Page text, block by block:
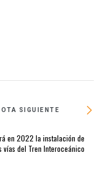
SIGUIENTE
en 2022 la instalación de
vías del Tren Interoceánico